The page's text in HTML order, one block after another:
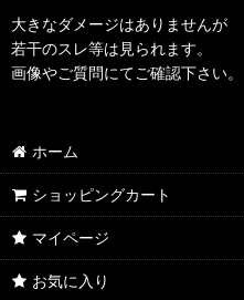
大きなダメージはありませんが
若干のスレ等は見られます。
画像やご質問にてご確認下さい。
ホーム
ショッピングカート
マイページ
お気に入り